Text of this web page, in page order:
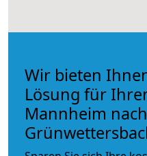
Wir bieten
Lösung für
Mannheim nach